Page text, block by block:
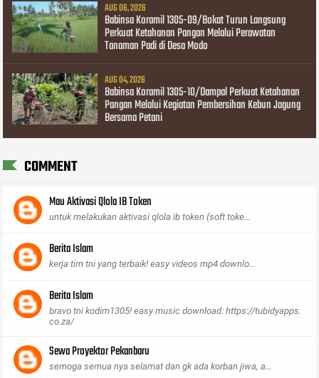
AUG 06, 2026
Babinsa Koramil 1305-09/Bokat Turun Langsung
Perkuat Ketahanan Pangan Melalui Perawatan
Tanaman Padi di Desa Modo
AUG 04, 2026
Babinsa Koramil 1305-10/Dampal Perkuat Ketahanan
Pangan Melalui Kegiatan Pembersihan Kebun Jagung
Bersama Petani
COMMENT
Mau Aktivasi Qlola IB Token
untuk melakukan aktivasi qlola ib token (soft toke...
Berita Islam
kerja tim tni yang terbaik! easy videos mp4 downlo...
Berita Islam
bravo tni kodim1305! easy music download: https://tubidyapps.
co.za/
Sewa Proyektor Pekanbaru
semoga semua nya selamat dan gk ada korban jiwa, a...